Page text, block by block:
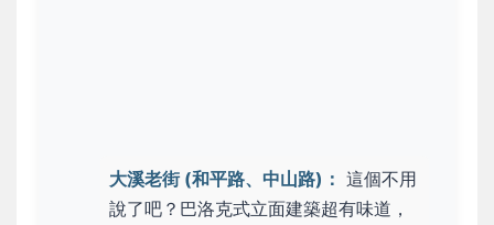
大溪老街 (和平路、中山路)： 這個不用
說了吧？巴洛克式立面建築超有味道，